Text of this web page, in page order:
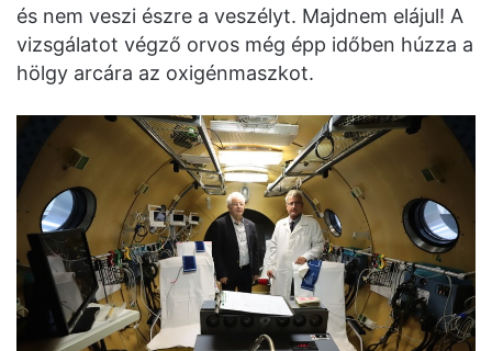
és nem veszi észre a veszélyt. Majdnem elájul! A
vizsgálatot végző orvos még épp időben húzza a
hölgy arcára az oxigénmaszkot.